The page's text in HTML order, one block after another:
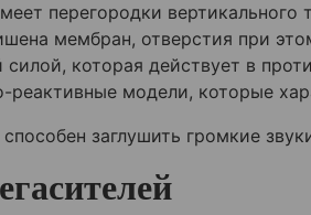
перегородки
мембран, отверстия при
силой, которая действует в
реактивные модели, которые
заглушить громкие